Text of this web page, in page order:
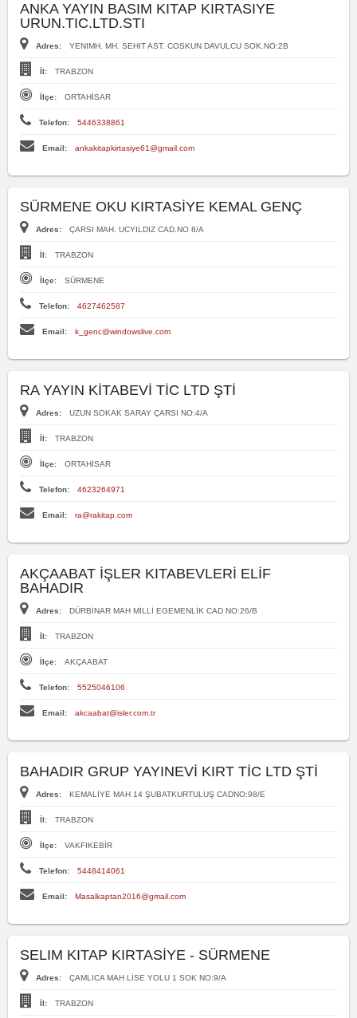
ANKA YAYIN BASIM KITAP KIRTASIYE
URUN.TIC.LTD.STI
Adres: YENIMH. MH. SEHIT AST. COSKUN DAVULCU SOK.NO:2B
İl: TRABZON
İlçe: ORTAHİSAR
Telefon: 5446338861
Email: ankakitapkirtasiye61@gmail.com
SÜRMENE OKU KIRTASİYE KEMAL GENÇ
Adres: ÇARSI MAH. UCYILDIZ CAD.NO 8/A
İl: TRABZON
İlçe: SÜRMENE
Telefon: 4627462587
Email: k_genc@windowslive.com
RA YAYIN KİTABEVİ TİC LTD ŞTİ
Adres: UZUN SOKAK SARAY ÇARSI NO:4/A
İl: TRABZON
İlçe: ORTAHİSAR
Telefon: 4623264971
Email: ra@rakitap.com
AKÇAABAT İŞLER KITABEVLERİ ELİF
BAHADIR
Adres: DÜRBİNAR MAH MİLLİ EGEMENLİK CAD NO:26/B
İl: TRABZON
İlçe: AKÇAABAT
Telefon: 5525046106
Email: akcaabat@isler.com.tr
BAHADIR GRUP YAYINEVİ KIRT TİC LTD ŞTİ
Adres: KEMALİYE MAH 14 ŞUBATKURTULUŞ CADNO:98/E
İl: TRABZON
İlçe: VAKFIKEBİR
Telefon: 5448414061
Email: Masalkaptan2016@gmail.com
SELIM KITAP KIRTASİYE - SÜRMENE
Adres: ÇAMLICA MAH LİSE YOLU 1 SOK NO:9/A
İl: TRABZON